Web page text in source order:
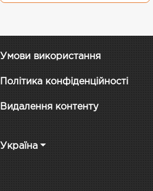
Умови використання
Політика конфіденційності
Видалення контенту
Україна